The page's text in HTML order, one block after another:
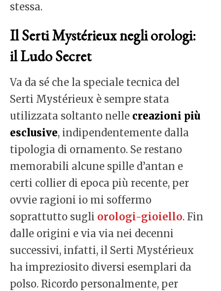
stessa.
Il Serti Mystérieux negli orologi:
il Ludo Secret
Va da sé che la speciale tecnica del
Serti Mystérieux è sempre stata
utilizzata soltanto nelle creazioni più
esclusive, indipendentemente dalla
tipologia di ornamento. Se restano
memorabili alcune spille d’antan e
certi collier di epoca più recente, per
ovvie ragioni io mi soffermo
soprattutto sugli orologi-gioiello. Fin
dalle origini e via via nei decenni
successivi, infatti, il Serti Mystérieux
ha impreziosito diversi esemplari da
polso. Ricordo personalmente, per